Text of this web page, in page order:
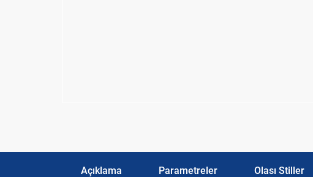
Açıklama Parametreler Olası Stiller